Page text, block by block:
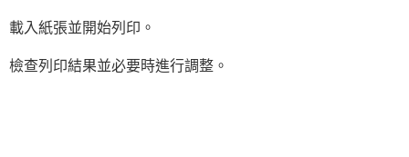
載入紙張並開始列印。
檢查列印結果並必要時進行調整。